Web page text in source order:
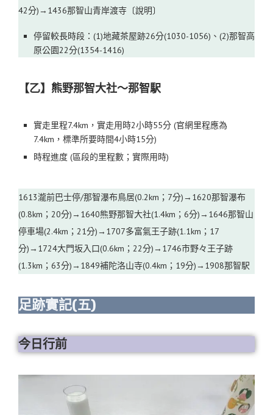
42分)→1436那智山青岸渡寺〔說明〕
停留較長時段：(1)地藏茶屋跡26分(1030-1056)、(2)那智高
原公園22分(1354-1416)
【乙】熊野那智大社～那智駅
實走里程7.4km，實走用時2小時55分 (官網里程應為
7.4km，標準所要時間4小時15分)
時程進度 (區段的里程數；實際用時)
1613瀧前巴士停/那智瀑布鳥居(0.2km；7分)→1620那智瀑布
(0.8km；20分)→1640熊野那智大社(1.4km；6分)→1646那智山
停車場(2.4km；21分)→1707多富氣王子跡(1.1km；17
分)→1724大門坂入口(0.6km；22分)→1746市野々王子跡
(1.3km；63分)→1849補陀洛山寺(0.4km；19分)→1908那智駅
足跡實記(五)
今日行前